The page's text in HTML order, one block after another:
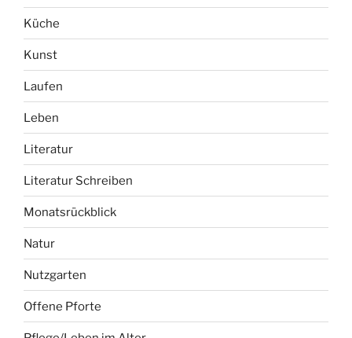
Küche
Kunst
Laufen
Leben
Literatur
Literatur Schreiben
Monatsrückblick
Natur
Nutzgarten
Offene Pforte